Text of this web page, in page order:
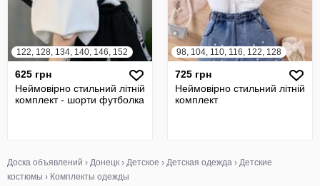
122, 128, 134, 140, 146, 152
625 грн
Неймовірно стильний літній
комплект - шорти футболка
98, 104, 110, 116, 122, 128
725 грн
Неймовірно стильний літній
комплект
Доска объявлений › Донецк › Детское › Детская одежда › Детские
костюмы › Комплекты одежды